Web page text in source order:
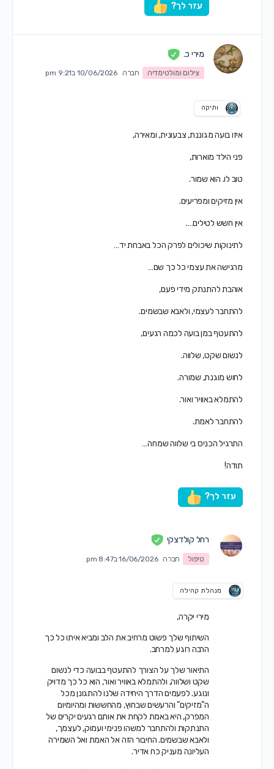
עזר לך?
מירי כ.
צילום ומולטימדיה חברה 10/06/2026 ב9:21 pm
ותיקה
איזו בועה מגוננת, צבעונית, ומאירה,
פני הילד מוארות,
טוב לו. הוא שמור.
אין מזיקים ומפריעים.
אין חשש לטילים….
לתינוקות שיכולים לפרק הכל באבחת יד…
מרגישה את עצמי כל כך שם…
אוהבת להתנתק מידי פעם,
להתחבר לעצמי, ולאבא שבשמים.
להתעטף במן בועה לכמה רגעים,
לנשום שקט, שלווה.
לחוש מוגנת, שמורה.
להתמלא באוויר ואור.
להתחבר לאמת.
התרגיל הכניס בי שלווה שמחה…
תודה!
עזר לך?
רחל קולדצקי
טיפול חברה 16/06/2026 ב8:47 pm
מנהלת קהילה
מירי יקרה,
השיתוף שלך פשוט מרחיב את הלב ומביא איתו כל כך
הרבה רוגע למרחב.
התיאור שלך על הצורך להתעטף בבועה כדי לנשום
שקט ושלווה, ולהתמלא באוויר ואור, הוא כל כך מדויק
ונוגע. לפעמים הדרך היחידה שלנו להתגונן מכל
ה"מזיקים" והרעשים שבחוץ, מהחששות ומהיומיום
המפרק, היא באמת לקחת את אותם רגעים יקרים של
התנתקות ולהתחבר למשהו פנימי ועמוק, לעצמך,
ולאבא שבשמים. החיבור הזה אל האמת ואל השמירה
העליונה מעניק כח אדיר.